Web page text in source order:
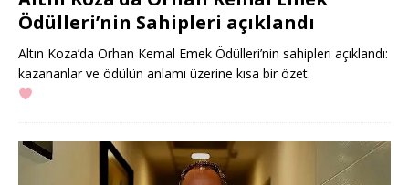
Ödülleri’nin Sahipleri açıklandı
Altın Koza’da Orhan Kemal Emek Ödülleri’nin sahipleri açıklandı:
kazananlar ve ödülün anlamı üzerine kısa bir özet.